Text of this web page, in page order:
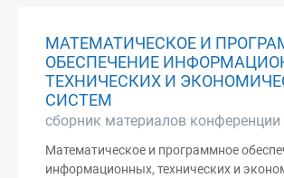
МАТЕМАТИЧЕСКОЕ И
ОБЕСПЕЧЕНИЕ
ТЕХНИЧЕСКИХ И
СИСТЕМ
сборник материалов конференции
Математическое и программное
информационных, технических и